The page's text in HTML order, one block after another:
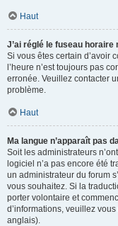
Haut
J’ai réglé le fuseau horaire
Si vous êtes certain d’avoir
l’heure n’est toujours pas
erronée. Veuillez contacter
problème.
Haut
Ma langue n’apparaît pas
Soit les administrateurs
logiciel n’a pas encore été
un administrateur du forum
vous souhaitez. Si la
porter volontaire et
d’informations, veuillez
anglais).